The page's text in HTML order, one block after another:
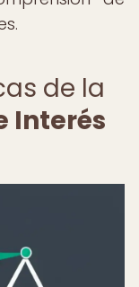
de la
Interés